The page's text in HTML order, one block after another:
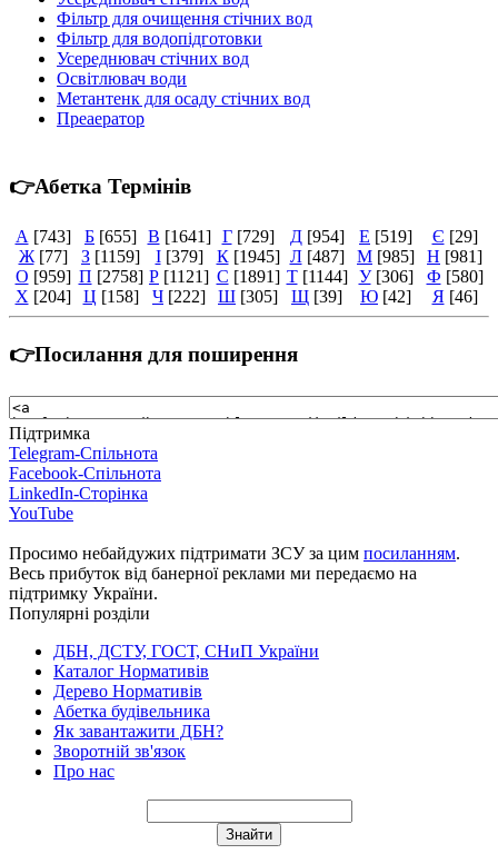
Фільтр для очищення стічних вод
Фільтр для водопідготовки
Усереднювач стічних вод
Освітлювач води
Метантенк для осаду стічних вод
Преаератор
👉Абетка Термінів
А [743] Б [655] В [1641] Г [729] Д [954] Е [519] Є [29]
Ж [77] З [1159] І [379] К [1945] Л [487] М [985] Н [981]
О [959] П [2758] Р [1121] С [1891] Т [1144] У [306] Ф [580]
Х [204] Ц [158] Ч [222] Ш [305] Щ [39] Ю [42] Я [46]
👉Посилання для поширення
Підтримка
Telegram-Спільнота
Facebook-Спільнота
LinkedIn-Сторінка
YouTube
Просимо небайдужих підтримати ЗСУ за цим посиланням.
Весь прибуток від банерної реклами ми передаємо на
підтримку України.
Популярні розділи
ДБН, ДСТУ, ГОСТ, СНиП України
Каталог Нормативів
Дерево Нормативів
Абетка будівельника
Як завантажити ДБН?
Зворотній зв'язок
Про нас